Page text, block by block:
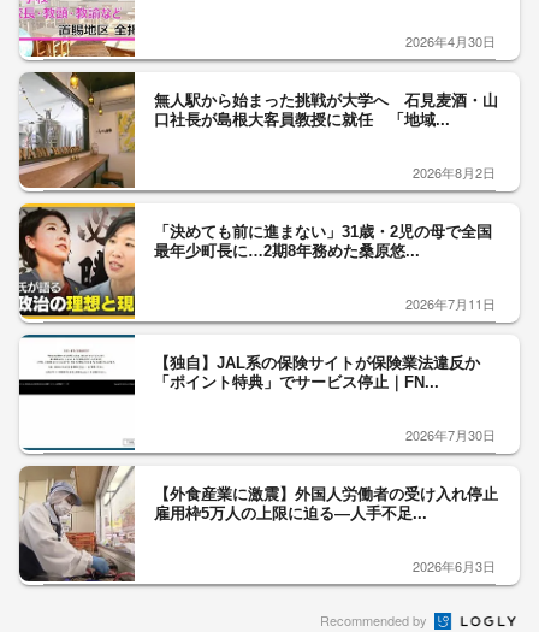
2026年4月30日
無人駅から始まった挑戦が大学へ 石見麦酒・山
口社長が島根大客員教授に就任 「地域...
2026年8月2日
「決めても前に進まない」31歳・2児の母で全国
最年少町長に…2期8年務めた桑原悠...
2026年7月11日
【独自】JAL系の保険サイトが保険業法違反か
「ポイント特典」でサービス停止｜FN...
2026年7月30日
【外食産業に激震】外国人労働者の受け入れ停止
雇用枠5万人の上限に迫る―人手不足...
2026年6月3日
Recommended by